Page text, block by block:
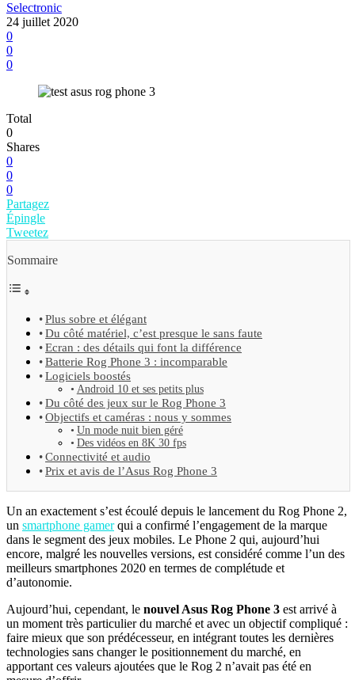
Selectronic
24 juillet 2020
0
0
0
Total
0
Shares
0
0
0
Partagez
Épingle
Tweetez
Sommaire
Plus sobre et élégant
Du côté matériel, c’est presque le sans faute
Ecran : des détails qui font la différence
Batterie Rog Phone 3 : incomparable
Logiciels boostés
Android 10 et ses petits plus
Du côté des jeux sur le Rog Phone 3
Objectifs et caméras : nous y sommes
Un mode nuit bien géré
Des vidéos en 8K 30 fps
Connectivité et audio
Prix et avis de l’Asus Rog Phone 3
Un an exactement s’est écoulé depuis le lancement du Rog Phone 2,
un smartphone gamerqui a confirmé l’engagement de la marque
dans le segment des jeux mobiles. Le Phone 2 qui, aujourd’hui
encore, malgré les nouvelles versions, est considéré comme l’un des
meilleurs smartphones 2020 en termes de complétude et
d’autonomie.
Aujourd’hui, cependant, le nouvel Asus Rog Phone 3 est arrivé à
un moment très particulier du marché et avec un objectif compliqué :
faire mieux que son prédécesseur, en intégrant toutes les dernières
technologies sans changer le positionnement du marché, en
apportant ces valeurs ajoutées que le Rog 2 n’avait pas été en